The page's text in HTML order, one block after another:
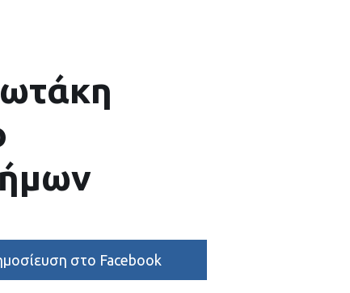
στο Facebook